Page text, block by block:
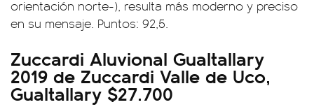
orientación norte-), resulta más moderno y preciso
en su mensaje. Puntos: 92,5.
Zuccardi Aluvional Gualtallary
2019 de Zuccardi Valle de Uco,
Gualtallary $27.700